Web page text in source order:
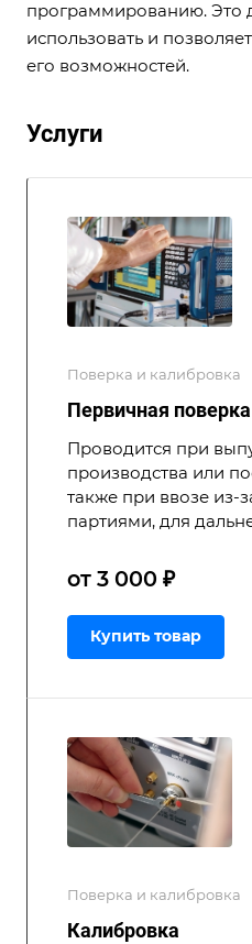
программированию. Это
использовать и
его возможностей.
Услуги
Поверка и калибровка
Первичная поверка
Проводится при
производства или
также при ввозе из-
партиями, для
от 3 000 ₽
Купить товар
Поверка и калибровка
Калибровка